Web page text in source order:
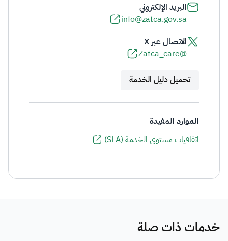
البريد الإلكتروني
info@zatca.gov.sa
الاتصال عبر X
@Zatca_care
تحميل دليل الخدمة
الموارد المفيدة
اتفاقيات مستوى الخدمة (SLA)
خدمات ذات صلة